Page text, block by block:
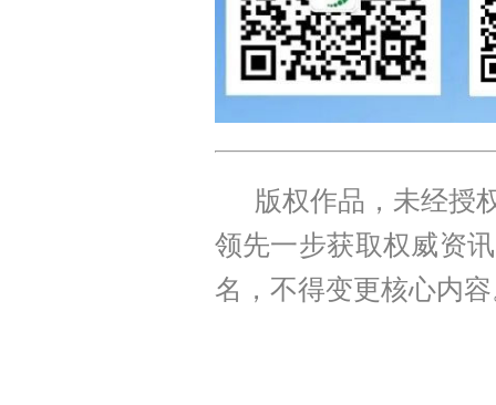
版权作品，未经授
领先一步获取权威资
名，不得变更核心内